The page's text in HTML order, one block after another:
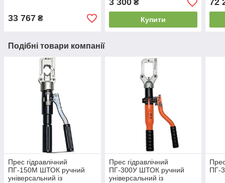
33 767 ₴
3 300₴
Купити
72
Подібні товари компанії
Прес гідравлічний
ПГ-150М ШТОК ручний
універсальний із
Прес гідравлічний
ПГ-300У ШТОК ручний
універсальний із
ПГ-